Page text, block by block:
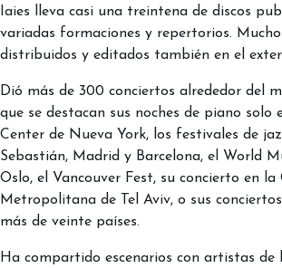
Iaies lleva casi una treintena de discos
variadas formaciones y repertorios.
distribuidos y editados también en el
Dió más de 300 conciertos alrededor del
que se destacan sus noches de piano solo
Center de Nueva York, los festivales de
Sebastián, Madrid y Barcelona, el World
Oslo, el Vancouver Fest, su concierto en la
Metropolitana de Tel Aviv, o sus
más de veinte países.
Ha compartido escenarios con artistas de